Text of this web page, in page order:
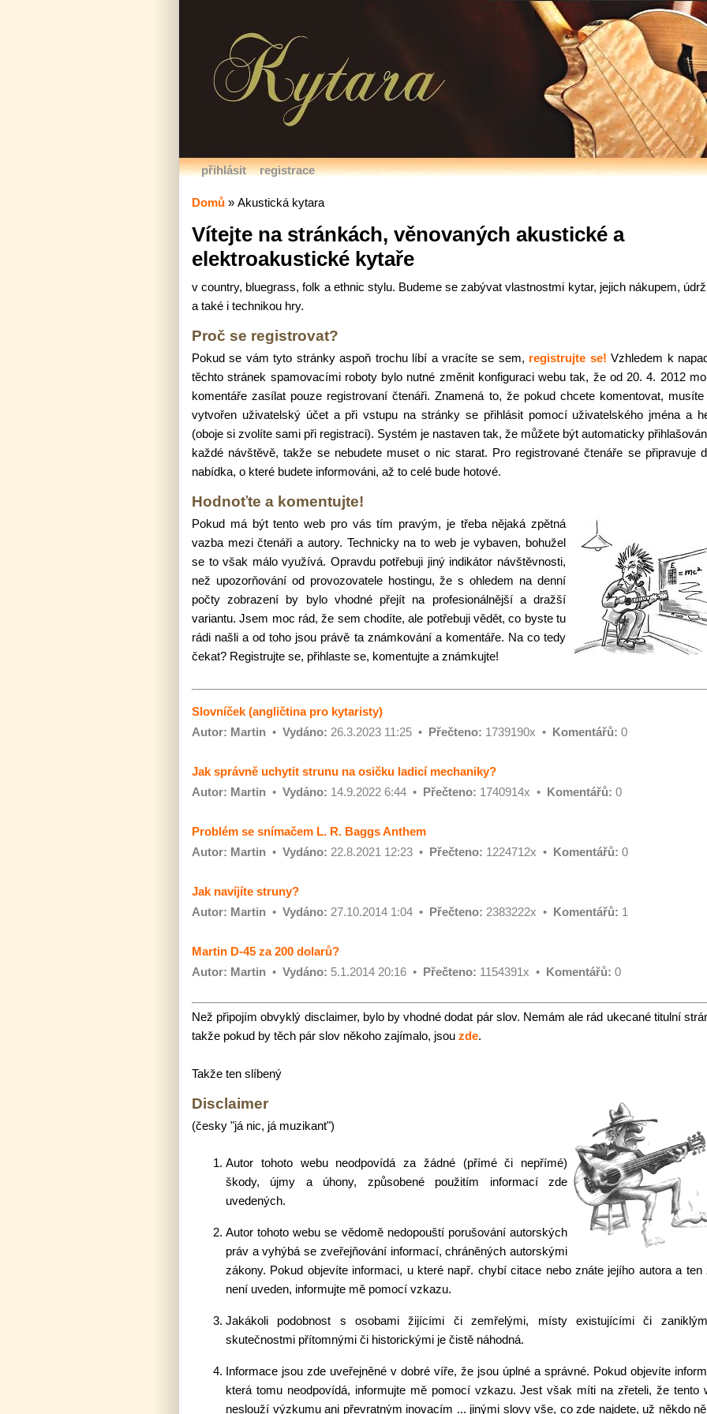
přihlásit registrace
Domů » Akustická kytara
Vítejte na stránkách, věnovaných akustické a
elektroakustické kytaře
v country, bluegrass, folk a ethnic stylu. Budeme se zabývat vlastnostmi kytar, jejich nákupem,
a také i technikou hry.
Proč se registrovat?
Pokud se vám tyto stránky aspoň trochu líbí a vracíte se sem, registrujte se! Vzhledem k
těchto stránek spamovacími roboty bylo nutné změnit konfiguraci webu tak, že od 20. 4. 2012
komentáře zasílat pouze registrovaní čtenáři. Znamená to, že pokud chcete komentovat,
vytvořen uživatelský účet a při vstupu na stránky se přihlásit pomocí uživatelského jména a
(oboje si zvolíte sami při registraci). Systém je nastaven tak, že můžete být automaticky
každé návštěvě, takže se nebudete muset o nic starat. Pro registrované čtenáře se připravuje
nabídka, o které budete informováni, až to celé bude hotové.
Hodnoťte a komentujte!
Pokud má být tento web pro vás tím pravým, je třeba nějaká zpětná
vazba mezi čtenáři a autory. Technicky na to web je vybaven, bohužel
se to však málo využívá. Opravdu potřebuji jiný indikátor návštěvnosti,
než upozorňování od provozovatele hostingu, že s ohledem na denní
počty zobrazení by bylo vhodné přejít na profesionálnější a dražší
variantu. Jsem moc rád, že sem chodíte, ale potřebuji vědět, co byste tu
rádi našli a od toho jsou právě ta známkování a komentáře. Na co tedy
čekat? Registrujte se, přihlaste se, komentujte a známkujte!
Slovníček (angličtina pro kytaristy)
Autor: Martin • Vydáno: 26.3.2023 11:25 • Přečteno: 1739190x • Komentářů: 0
Jak správně uchytit strunu na osičku ladicí mechaniky?
Autor: Martin • Vydáno: 14.9.2022 6:44 • Přečteno: 1740914x • Komentářů: 0
Problém se snímačem L. R. Baggs Anthem
Autor: Martin • Vydáno: 22.8.2021 12:23 • Přečteno: 1224712x • Komentářů: 0
Jak navíjíte struny?
Autor: Martin • Vydáno: 27.10.2014 1:04 • Přečteno: 2383222x • Komentářů: 1
Martin D-45 za 200 dolarů?
Autor: Martin • Vydáno: 5.1.2014 20:16 • Přečteno: 1154391x • Komentářů: 0
Než připojím obvyklý disclaimer, bylo by vhodné dodat pár slov. Nemám ale rád ukecané titulní
takže pokud by těch pár slov někoho zajímalo, jsou zde.
Takže ten slíbený
Disclaimer
(česky "já nic, já muzikant")
Autor tohoto webu neodpovídá za žádné (přímé či nepřímé)
škody, újmy a úhony, způsobené použitím informací zde
uvedených.
Autor tohoto webu se vědomě nedopouští porušování autorských
práv a vyhýbá se zveřejňování informací, chráněných autorskými
zákony. Pokud objevíte informaci, u které např. chybí citace nebo znáte jejího autora a ten
není uveden, informujte mě pomocí vzkazu.
Jakákoli podobnost s osobami žijícími či zemřelými, místy existujícími či
skutečnostmi přítomnými či historickými je čistě náhodná.
Informace jsou zde uveřejněné v dobré víře, že jsou úplné a správné. Pokud objevíte
která tomu neodpovídá, informujte mě pomocí vzkazu. Jest však míti na zřeteli, že tento
neslouží výzkumu ani převratným inovacím ... jinými slovy vše, co zde najdete, už někdo